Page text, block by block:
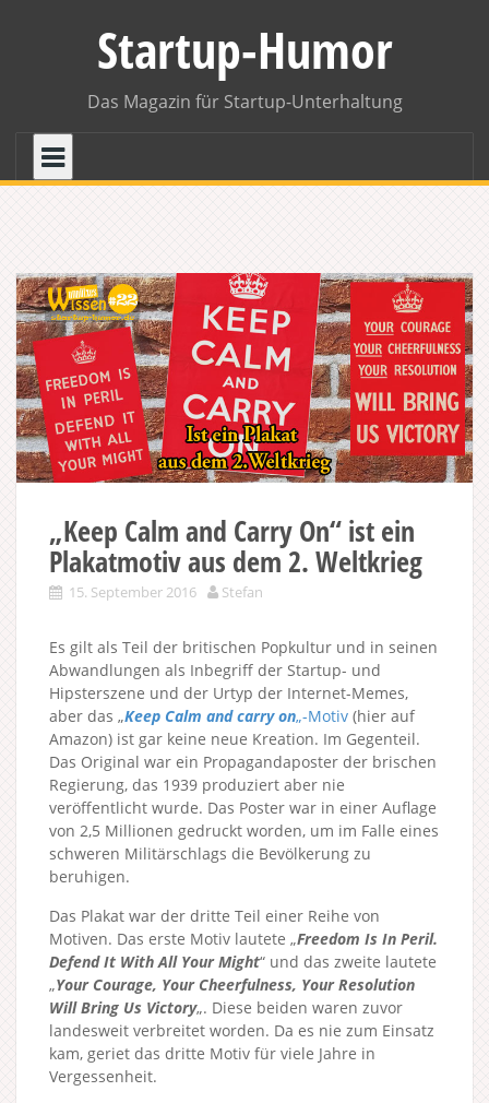
Startup-Humor
Das Magazin für Startup-Unterhaltung
„Keep Calm and Carry On“ ist ein
Plakatmotiv aus dem 2. Weltkrieg
15. September 2016 Stefan
Es gilt als Teil der britischen Popkultur und in seinen
Abwandlungen als Inbegriff der Startup- und
Hipsterszene und der Urtyp der Internet-Memes,
aber das „Keep Calm and carry on„-Motiv (hier auf
Amazon) ist gar keine neue Kreation. Im Gegenteil.
Das Original war ein Propagandaposter der brischen
Regierung, das 1939 produziert aber nie
veröffentlicht wurde. Das Poster war in einer Auflage
von 2,5 Millionen gedruckt worden, um im Falle eines
schweren Militärschlags die Bevölkerung zu
beruhigen.
Das Plakat war der dritte Teil einer Reihe von
Motiven. Das erste Motiv lautete „Freedom Is In Peril.
Defend It With All Your Might“ und das zweite lautete
„Your Courage, Your Cheerfulness, Your Resolution
Will Bring Us Victory„. Diese beiden waren zuvor
landesweit verbreitet worden. Da es nie zum Einsatz
kam, geriet das dritte Motiv für viele Jahre in
Vergessenheit.